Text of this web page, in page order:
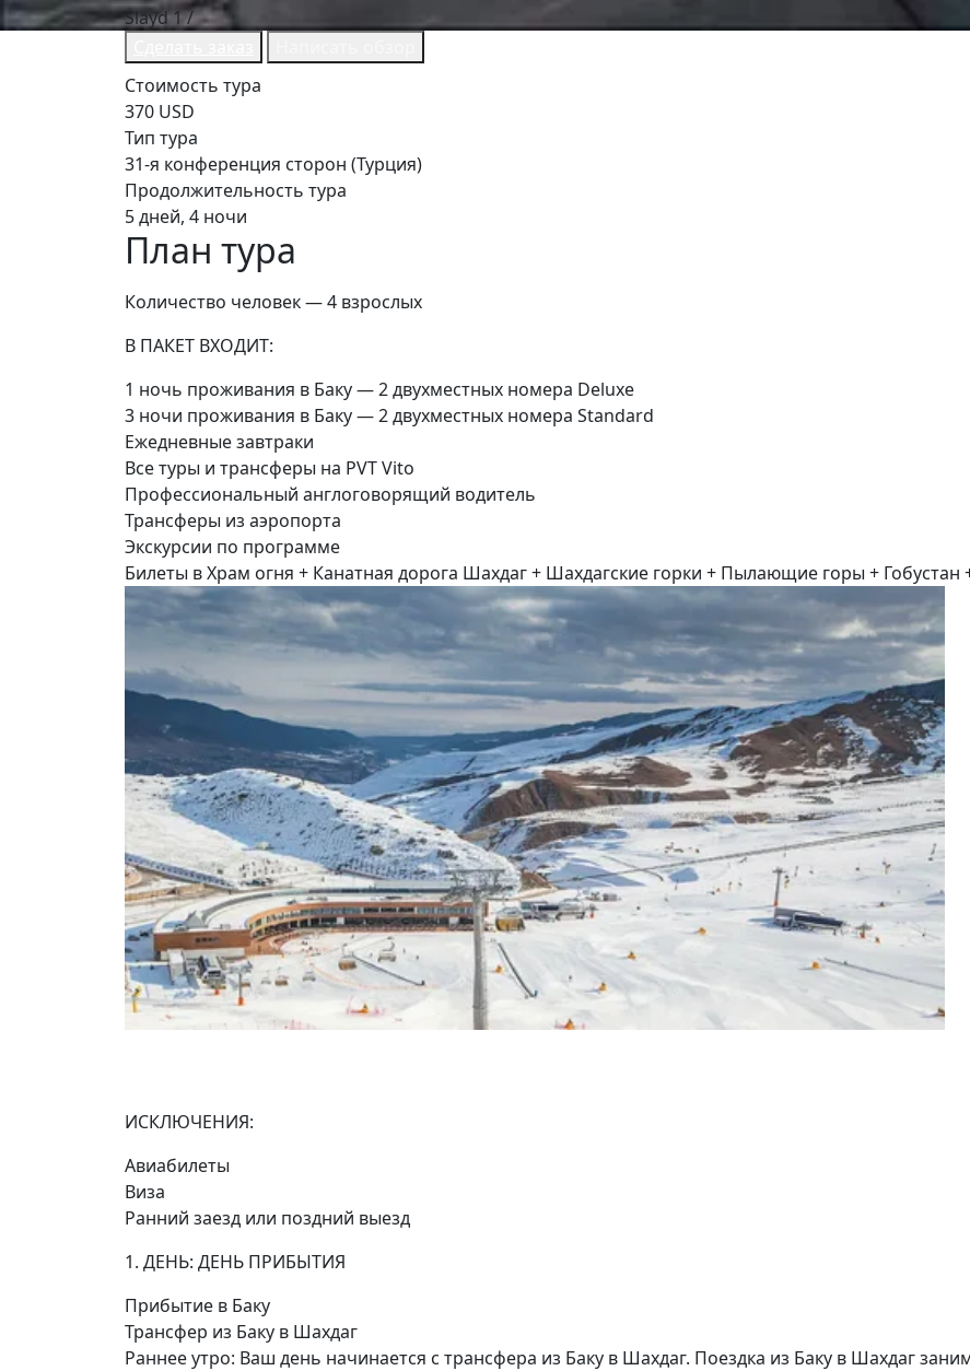
Slayd1/
Стоимость тура
370 USD
Тип тура
31-я конференция сторон (Турция)
Продолжительность тура
5 дней, 4 ночи
План тура
Количество человек — 4 взрослых
В ПАКЕТ ВХОДИТ:
1 ночь проживания в Баку — 2 двухместных номера Deluxe
3 ночи проживания в Баку — 2 двухместных номера Standard
Ежедневные завтраки
Все туры и трансферы на PVT Vito
Профессиональный англоговорящий водитель
Трансферы из аэропорта
Экскурсии по программе
Билеты в Храм огня + Канатная дорога Шахдаг + Шахдагские горки + Пылающие горы + Гобустан
ИСКЛЮЧЕНИЯ:
Авиабилеты
Виза
Ранний заезд или поздний выезд
1. ДЕНЬ: ДЕНЬ ПРИБЫТИЯ
Прибытие в Баку
Трансфер из Баку в Шахдаг
Раннее утро: Ваш день начинается с трансфера из Баку в Шахдаг. Поездка из Баку в Шахдаг